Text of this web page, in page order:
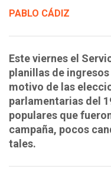
PABLO CÁDIZ
Este viernes el
planillas de
motivo de las
parlamentarias del
populares que
campaña, pocos
tales.